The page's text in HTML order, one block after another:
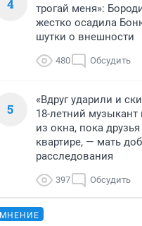
4
трогай меня»:
жестко осадила
шутки о внешности
480 Обсудить
5
«Вдруг ударили и
18-летний
из окна, пока
квартире, — мать
расследования
397 Обсудить
МНЕНИЕ